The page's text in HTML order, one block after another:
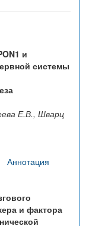
и
системы
Е.В., Шварц
Аннотация
и фактора